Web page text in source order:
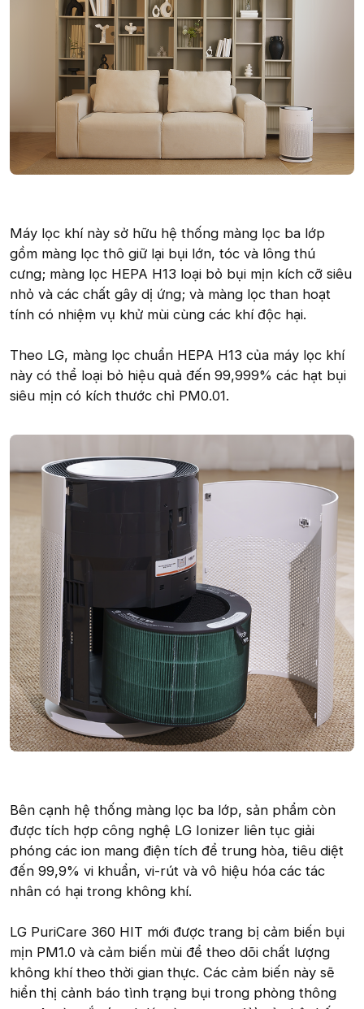
Máy lọc khí này sở hữu hệ thống màng lọc ba lớp
gồm màng lọc thô giữ lại bụi lớn, tóc và lông thú
cưng; màng lọc HEPA H13 loại bỏ bụi mịn kích cỡ siêu
nhỏ và các chất gây dị ứng; và màng lọc than hoạt
tính có nhiệm vụ khử mùi cùng các khí độc hại.
Theo LG, màng lọc chuẩn HEPA H13 của máy lọc khí
này có thể loại bỏ hiệu quả đến 99,999% các hạt bụi
siêu mịn có kích thước chỉ PM0.01.
Bên cạnh hệ thống màng lọc ba lớp, sản phẩm còn
được tích hợp công nghệ LG Ionizer liên tục giải
phóng các ion mang điện tích để trung hòa, tiêu diệt
đến 99,9% vi khuẩn, vi-rút và vô hiệu hóa các tác
nhân có hại trong không khí.
LG PuriCare 360 HIT mới được trang bị cảm biến bụi
mịn PM1.0 và cảm biến mùi để theo dõi chất lượng
không khí theo thời gian thực. Các cảm biến này sẽ
hiển thị cảnh báo tình trạng bụi trong phòng thông